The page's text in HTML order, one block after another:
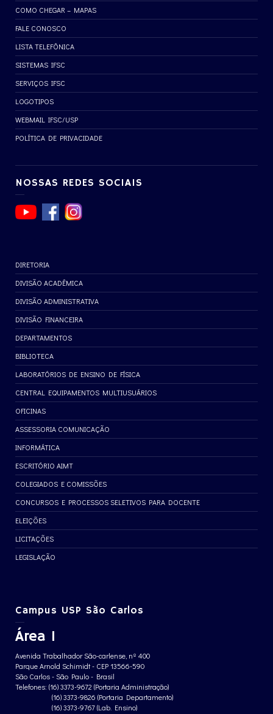
COMO CHEGAR – MAPAS
FALE CONOSCO
LISTA TELEFÔNICA
SISTEMAS IFSC
SERVIÇOS IFSC
LOGOTIPOS
WEBMAIL IFSC/USP
POLÍTICA DE PRIVACIDADE
NOSSAS REDES SOCIAIS
DIRETORIA
DIVISÃO ACADÊMICA
DIVISÃO ADMINISTRATIVA
DIVISÃO FINANCEIRA
DEPARTAMENTOS
BIBLIOTECA
LABORATÓRIOS DE ENSINO DE FÍSICA
CENTRAL EQUIPAMENTOS MULTIUSUÁRIOS
OFICINAS
ASSESSORIA COMUNICAÇÃO
INFORMÁTICA
ESCRITÓRIO AIMT
COLEGIADOS E COMISSÕES
CONCURSOS E PROCESSOS SELETIVOS PARA DOCENTE
ELEIÇÕES
LICITAÇÕES
LEGISLAÇÃO
Campus USP São Carlos
Área 1
Avenida Trabalhador São-carlense, nº 400
Parque Arnold Schimidt - CEP 13566-590
São Carlos - São Paulo - Brasil
Telefones: (16) 3373-9672 (Portaria Administração)
(16) 3373-9826 (Portaria Departamento)
(16) 3373-9767 (Lab. Ensino)